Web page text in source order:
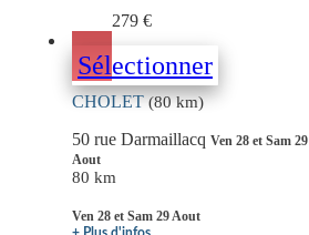
279 €
Sélectionner
CHOLET(80 km)
50 rue Darmaillacq Ven 28 et Sam 29
Aout
80 km
Ven 28 et Sam 29 Aout